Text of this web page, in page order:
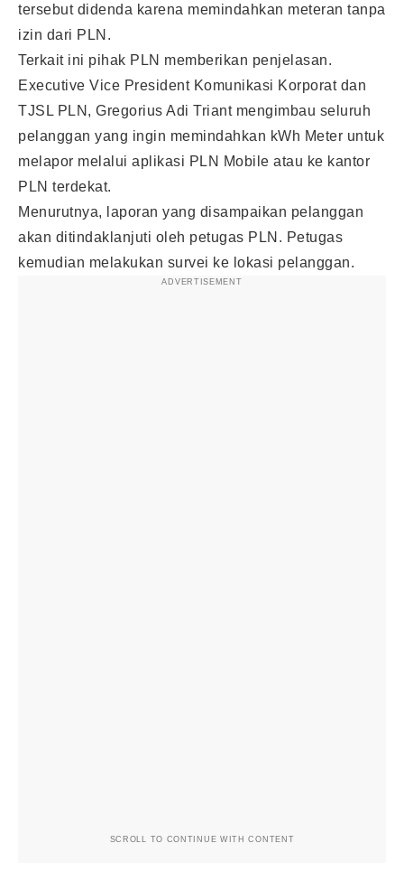
tersebut didenda karena memindahkan meteran tanpa
izin dari PLN.
Terkait ini pihak PLN memberikan penjelasan.
Executive Vice President Komunikasi Korporat dan
TJSL PLN, Gregorius Adi Triant mengimbau seluruh
pelanggan yang ingin memindahkan kWh Meter untuk
melapor melalui aplikasi PLN Mobile atau ke kantor
PLN terdekat.
Menurutnya, laporan yang disampaikan pelanggan
akan ditindaklanjuti oleh petugas PLN. Petugas
kemudian melakukan survei ke lokasi pelanggan.
ADVERTISEMENT
SCROLL TO CONTINUE WITH CONTENT